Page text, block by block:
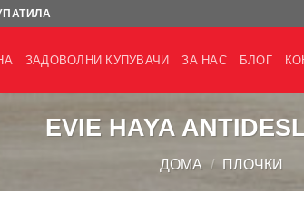
ЗАДОВОЛНИ КУПУВАЧИ ЗА НАС БЛОГ
EVIE HAYA
ДОМА / ПЛОЧКИ